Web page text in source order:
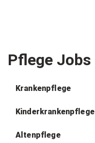
Pflege Jobs
Krankenpflege
Kinderkrankenpflege
Altenpflege